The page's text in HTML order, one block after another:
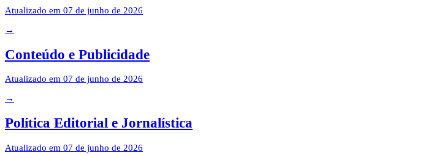
Atualizado em 07 de junho de 2026
→
Conteúdo e Publicidade
Atualizado em 07 de junho de 2026
→
Política Editorial e Jornalística
Atualizado em 07 de junho de 2026